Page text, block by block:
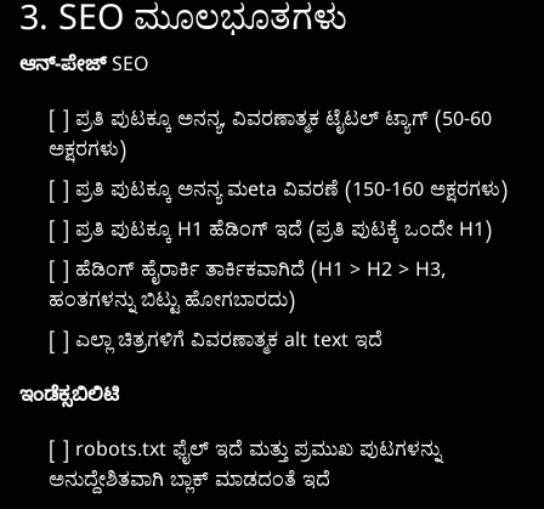
3. SEO ಮೂಲಭೂತಗಳು
ಆನ್-ಪೇಜ್ SEO
[ ] ಪ್ರತಿ ಪುಟಕ್ಕೂ ಅನನ್ಯ, ವಿವರಣಾತ್ಮಕ ಟೈಟಲ್ ಟ್ಯಾಗ್ (50-60
ಅಕ್ಷರಗಳು)
[ ] ಪ್ರತಿ ಪುಟಕ್ಕೂ ಅನನ್ಯ ಮeta ವಿವರಣೆ (150-160 ಅಕ್ಷರಗಳು)
[ ] ಪ್ರತಿ ಪುಟಕ್ಕೂ H1 ಹೆಡಿಂಗ್ ಇದೆ (ಪ್ರತಿ ಪುಟಕ್ಕೆ ಒಂದೇ H1)
[ ] ಹೆಡಿಂಗ್ ಹೈರಾರ್ಕಿ ತಾರ್ಕಿಕವಾಗಿದೆ (H1 > H2 > H3,
ಹಂತಗಳನ್ನು ಬಿಟ್ಟು ಹೋಗಬಾರದು)
[ ] ಎಲ್ಲಾ ಚಿತ್ರಗಳಿಗೆ ವಿವರಣಾತ್ಮಕ alt text ಇದೆ
ಇಂಡೆಕ್ಸಬಿಲಿಟಿ
[ ] robots.txt ಫೈಲ್ ಇದೆ ಮತ್ತು ಪ್ರಮುಖ ಪುಟಗಳನ್ನು
ಅನುದ್ದೇಶಿತವಾಗಿ ಬ್ಲಾಕ್ ಮಾಡದಂತೆ ಇದೆ